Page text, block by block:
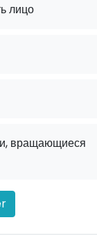
лицо
вращающиеся